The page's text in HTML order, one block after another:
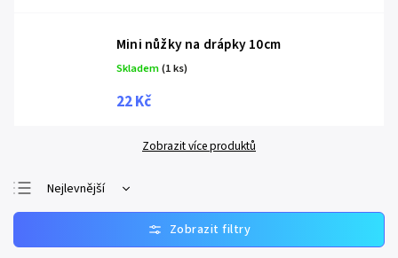
Mini nůžky na drápky 10cm
Skladem(1 ks)
22 Kč
Zobrazit více produktů
Nejprodávanější
Nejlevnější
Nejdražší